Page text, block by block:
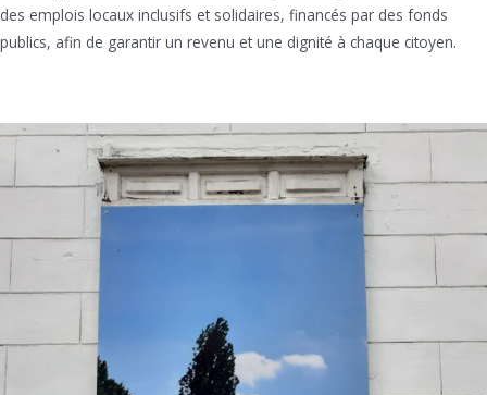
des emplois locaux inclusifs et solidaires, financés par des fonds
publics, afin de garantir un revenu et une dignité à chaque citoyen.